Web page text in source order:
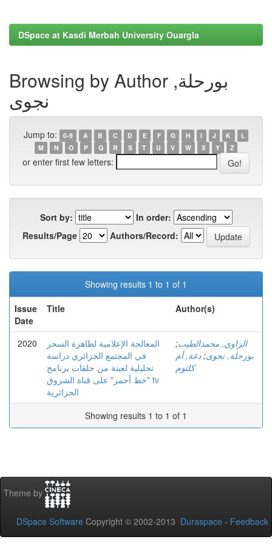
DSpace at Kasdi Merbah University Ouargla
Browsing by Author بورحلة,
نجوى
Jump to: 0-9 A B C D E F G H I J K
L
M
N O P Q R S T U V W X Y Z
or enter first few letters:
Sort by:
In order:
Results/Page
Authors/Record:
Showing results 1 to 1 of 1
Issue
Date
Title Author(s)
2020
المعالجة الإعلامية لظاهرة السحر
في المجتمع الجزائري دراسة
تحليلية لعينة من حلقات برنامج
"خط أحمر" على قناة الشروق tv
الجزائرية
الزاوي, محمدالطيب;
بورحلة, نجوى; دغة, أم
كلثوم
Showing results 1 to 1 of 1
Theme by
DSpace Software Copyright © 2002-2013 Duraspace - Feedback